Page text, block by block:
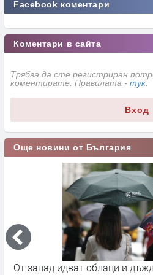
Facebook коментари
Коментари в сайта
Трябва да сте регистриран
коментирате. Правилата - тук
Вход
Още новини от България
От запад идват облаци и